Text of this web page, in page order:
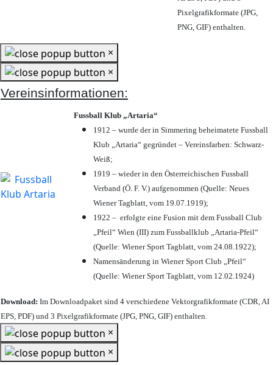
Pixelgrafikformate (JPG,
PNG, GIF) enthalten.
×
×
Vereinsinformationen:
Fussball Klub „Artaria“
1912 – wurde der in Simmering beheimatete Fussball
Klub „Artaria“ gegründet – Vereinsfarben: Schwarz-
Weiß;
1919 – wieder in den Österreichischen Fussball
Verband (Ö. F. V.) aufgenommen (Quelle: Neues
Wiener Tagblatt, vom 19.07.1919);
1922 – erfolgte eine Fusion mit dem Fussball Club
„Pfeil“ Wien (III) zum Fussballklub „Artaria-Pfeil“
(Quelle: Wiener Sport Tagblatt, vom 24.08.1922);
Namensänderung in Wiener Sport Club „Pfeil“
(Quelle: Wiener Sport Tagblatt, vom 12.02.1924)
Download: Im Downloadpaket sind 4 verschiedene Vektorgrafikformate (CDR, AI
EPS, PDF) und 3 Pixelgrafikformate (JPG, PNG, GIF) enthalten.
×
×